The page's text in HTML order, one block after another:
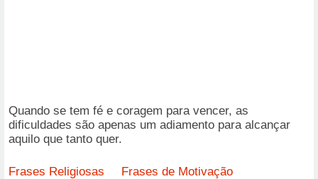
Quando se tem fé e coragem para vencer, as
dificuldades são apenas um adiamento para alcançar
aquilo que tanto quer.
Frases Religiosas Frases de Motivação